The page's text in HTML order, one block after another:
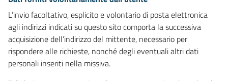
L’invio facoltativo, esplicito e volontario di posta elettronica
agli indirizzi indicati su questo sito comporta la successiva
acquisizione dell’indirizzo del mittente, necessario per
rispondere alle richieste, nonché degli eventuali altri dati
personali inseriti nella missiva.